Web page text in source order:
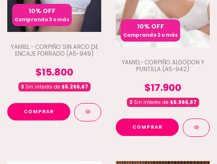
10% OFF
Comprando 3 o más
YAMIEL - CORPIÑO SIN ARCO DE
ENCAJE FORRADO (A5-949)
$15.800
3Sin interés de $5.266,67
COMPRAR
10% OFF
Comprando 3 o más
YAMIEL- CORPIÑO ALGODON Y
PUNTILLA (A5-942)
$17.900
3Sin interés de $5.966,67
COMPRAR